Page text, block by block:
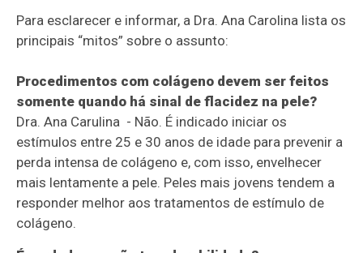
Para esclarecer e informar, a Dra. Ana Carolina lista os
principais “mitos” sobre o assunto:
Procedimentos com colágeno devem ser feitos
somente quando há sinal de flacidez na pele?
Dra. Ana Carulina - Não. É indicado iniciar os
estímulos entre 25 e 30 anos de idade para prevenir a
perda intensa de colágeno e, com isso, envelhecer
mais lentamente a pele. Peles mais jovens tendem a
responder melhor aos tratamentos de estímulo de
colágeno.